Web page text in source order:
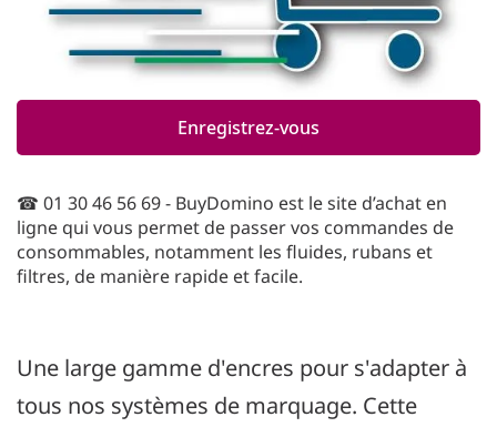
Enregistrez-vous
☎ 01 30 46 56 69 - BuyDomino est le site d’achat en
ligne qui vous permet de passer vos commandes de
consommables, notamment les fluides, rubans et
filtres, de manière rapide et facile.
Une large gamme d'encres pour s'adapter à
tous nos systèmes de marquage. Cette